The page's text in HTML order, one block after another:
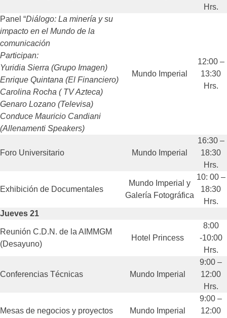
Hrs.
Panel “Diálogo: La minería y su
impacto en el Mundo de la
comunicación
Participan:
Yuridia Sierra (Grupo Imagen)
Enrique Quintana (El Financiero)
Carolina Rocha ( TV Azteca)
Genaro Lozano (Televisa)
Conduce Mauricio Candiani
(Allenamenti Speakers)
Mundo Imperial
12:00 –
13:30
Hrs.
Foro Universitario Mundo Imperial
16:30 –
18:30
Hrs.
Exhibición de Documentales
Mundo Imperial y
Galería Fotográfica
10: 00 –
18:30
Hrs.
Jueves 21
Reunión C.D.N. de la AIMMGM
(Desayuno)
Hotel Princess
8:00
-10:00
Hrs.
Conferencias Técnicas Mundo Imperial
9:00 –
12:00
Hrs.
Mesas de negocios y proyectos Mundo Imperial
9:00 –
12:00